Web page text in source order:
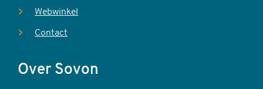
Webwinkel
Contact
Over Sovon